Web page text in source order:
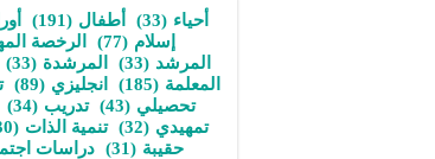
أحياء (33) أطفال (191)
إسلام (77) الرخصة
المرشد (33) المرشدة (33)
المعلمة (185) انجليزي (89)
تحصيلي (43) تدريب (34)
تمهيدي (32) تنمية الذات (30)
حقيبة (31) دراسات